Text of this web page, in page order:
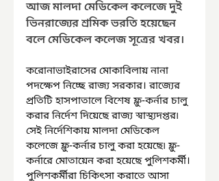
আজ মালদা মেডিকেল কলেজে দুই
ভিনরাজ্যের শ্রমিক ভরতি হয়েছেন
বলে মেডিকেল কলেজ সূত্রের খবর।
করোনাভাইরাসের মোকাবিলায় নানা
পদক্ষেপ নিচ্ছে রাজ্য সরকার। রাজ্যের
প্রতিটি হাসপাতালে বিশেষ ফ্লু-কর্নার চালু
করার নির্দেশ দিয়েছে রাজ্য স্বাস্থ্যদপ্তর৷
সেই নির্দেশিকায় মালদা মেডিকেল
কলেজে ফ্লু-কর্নার চালু করা হয়েছে৷ ফ্লু-
কর্নারে মোতায়েন করা হয়েছে পুলিশকর্মী।
পুলিশকর্মীরা চিকিৎসা করাতে আসা